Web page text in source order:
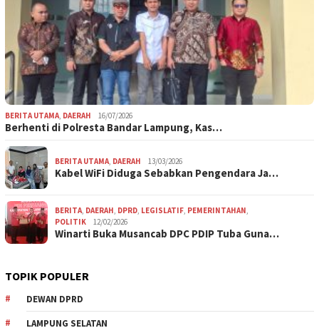
BERITA UTAMA, DAERAH 16/07/2026
Berhenti di Polresta Bandar Lampung, Kas…
BERITA UTAMA, DAERAH 13/03/2026
Kabel WiFi Diduga Sebabkan Pengendara Ja…
BERITA, DAERAH, DPRD, LEGISLATIF, PEMERINTAHAN,
POLITIK
12/02/2026
Winarti Buka Musancab DPC PDIP Tuba Guna…
TOPIK POPULER
DEWAN DPRD
LAMPUNG SELATAN